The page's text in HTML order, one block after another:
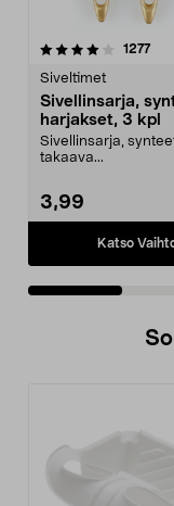
1277
Siveltimet
Sivellinsarja,
harjakset, 3 kpl
Sivellinsarja,
takaava...
3,99
Katso
4.5 viidestä